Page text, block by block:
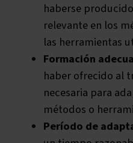
haberse
relevante en los
las herramientas
Formación
haber ofrecido al
necesaria para
métodos o
Período de